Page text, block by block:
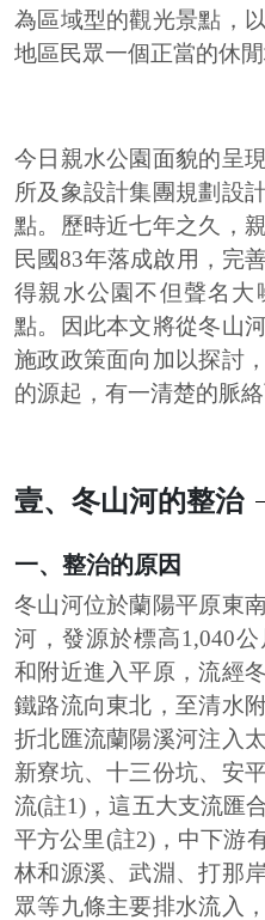
為區域型的觀光景點，
地區民眾一個正當的休閒
今日親水公園面貌的呈
所及象設計集團規劃設
點。歷時近七年之久，
民國83年落成啟用，完
得親水公園不但聲名大
點。因此本文將從冬山
施政政策面向加以探討
的源起，有一清楚的脈絡
壹、冬山河的整治
一、整治的原因
冬山河位於蘭陽平原東
河，發源於標高1,040
和附近進入平原，流經
鐵路流向東北，至清水
折北匯流蘭陽溪河注入
新寮坑、十三份坑、安
流(註1)，這五大支流匯
平方公里(註2)，中下游
林和源溪、武淵、打那
眾等九條主要排水流入